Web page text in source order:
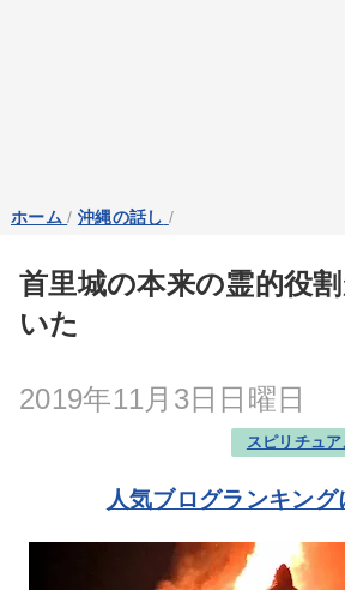
ホーム / 沖縄の話し /
首里城の本来の霊的役
いた
2019年11月3日日曜日
スピリチュ
人気ブログランキング